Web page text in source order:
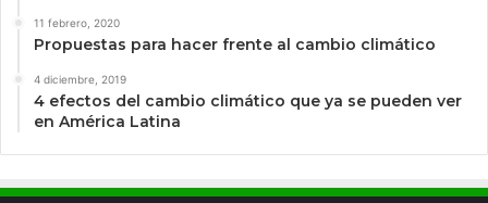
11 febrero, 2020
Propuestas para hacer frente al cambio climático
4 diciembre, 2019
4 efectos del cambio climático que ya se pueden ver
en América Latina